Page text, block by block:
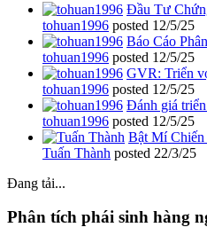
Đầu Tư
tohuan1996 posted 12/5/25
Báo Cáo
tohuan1996 posted 12/5/25
GVR: Triển
tohuan1996 posted 12/5/25
Đánh giá
tohuan1996 posted 12/5/25
Bật Mí
Tuấn Thành posted 22/3/25
Đang tải...
Phân tích phái sinh hàng